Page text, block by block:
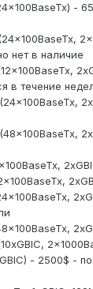
-
нет в наличие
в течение
- 2500$ -